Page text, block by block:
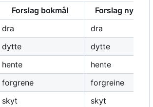
Forslag bokmål
Forslag
dra
dra
dytte
dytte
hente
hente
forgrene
forgreine
skyt
skyt